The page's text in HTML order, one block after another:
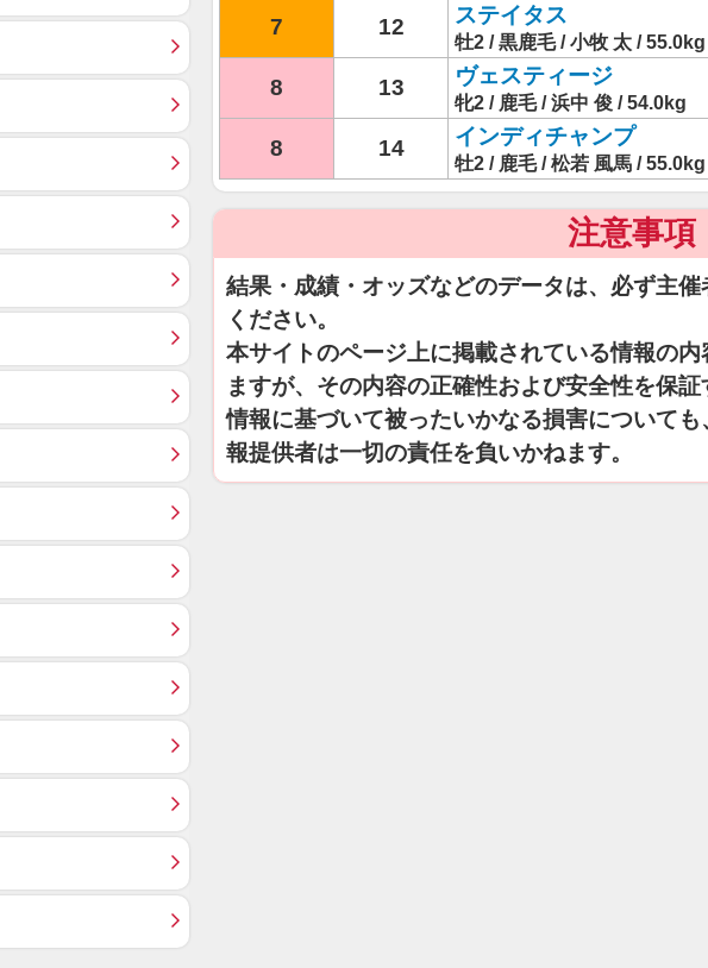
7 12 ステイタス
牡2 / 黒鹿毛 / 小牧 太 / 55.0kg
8 13 ヴェスティージ
牝2 / 鹿毛 / 浜中 俊 / 54.0kg
8 14 インディチャンプ
牡2 / 鹿毛 / 松若 風馬 / 55.0kg
注意事項
結果・成績・オッズなどのデータは、必ず主
ください。
本サイトのページ上に掲載されている情報の
ますが、その内容の正確性および安全性を保
情報に基づいて被ったいかなる損害について
報提供者は一切の責任を負いかねます。